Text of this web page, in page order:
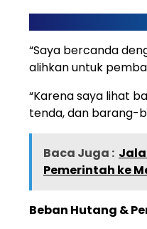
“Saya bercanda
alihkan untuk
“Karena saya lihat
tenda, dan barang-
Baca Juga :
Pemerintah ke
Beban Hutang &